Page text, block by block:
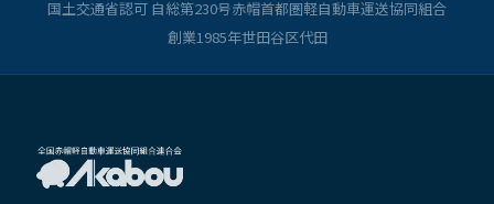
国土交通省認可 自総第230号赤帽首都圏軽自動車運送協同組合
創業1985年世田谷区代田